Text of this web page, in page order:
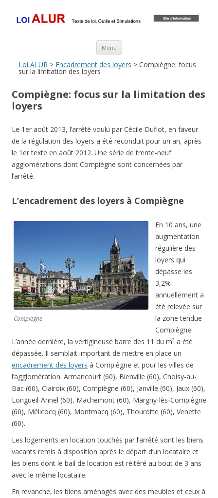
Loi ALUR
ALUR
Menu Aller au contenu principal
Loi ALUR > Encadrement des loyers > Compiègne: focus
sur la limitation des loyers
Compiègne: focus sur la limitation des
loyers
Le 1er août 2013, l’arrêté voulu par Cécile Duflot, en faveur
de la régulation des loyers a été reconduit pour un an, après
le 1er texte en août 2012. Une série de trente-neuf
agglomérations dont Compiègne sont concernées par
l’arrêté.
L’encadrement des loyers à Compiègne
Compiègne
En 10 ans, une
augmentation
régulière des
loyers qui
dépasse les
3,2%
annuellement a
été relevée sur
la zone tendue
Compiègne.
L’année dernière, la vertigineuse barre des 11 du m² a été
dépassée. Il semblait important de mettre en place un
encadrement des loyers à Compiègne et pour les villes de
l’agglomération: Armancourt (60), Bienville (60), Choisy-au-
Bac (60), Clairoix (60), Compiègne (60), Janville (60), Jaux (60),
Longueil-Annel (60), Machemont (60), Margny-lès-Compiègne
(60), Mélicocq (60), Montmacq (60), Thourotte (60), Venette
(60).
Les logements en location touchés par l’arrêté sont les biens
vacants remis à disposition après le départ d’un locataire et
les biens dont le bail de location est réitéré au bout de 3 ans
avec le même locataire.
En revanche, les biens aménagés avec des meubles et ceux à